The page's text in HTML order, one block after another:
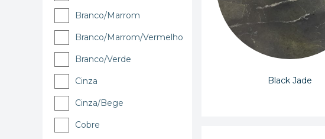
Branco/Marrom
Branco/Marrom/Vermelho
Branco/Verde
Cinza
Cinza/Bege
Cobre
Black Jade